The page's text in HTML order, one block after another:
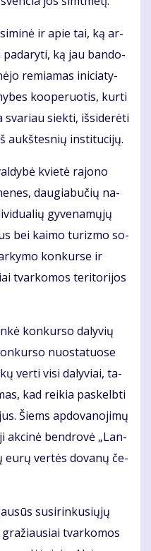
ir apie tai, ką ar­
ką jau ban­do­
re­mia­mas ini­cia­ty­
ko­o­pe­ruo­tis, kur­ti
sva­riau siek­ti, iš­si­de­rė­ti
aukš­tes­nių ins­ti­tu­ci­jų.
kvie­tė ra­jo­no
dau­gia­bu­čių na­
gy­ve­na­mų­jų
bei kai­mo tu­riz­mo so­
kon­kur­se ir
tvar­ko­mos te­ri­to­ri­jos
kon­kur­so da­ly­vių
nuo­sta­tuo­se
ver­ti vi­si da­ly­viai, ta­
kad rei­kia pa­skelb­ti
Šiems ap­do­va­no­ji­mų
ak­ci­nė ben­dro­vė „Lan­
eu­rų ver­tės do­va­nų če­
su­si­rin­ku­sių­jų
tvar­ko­mos